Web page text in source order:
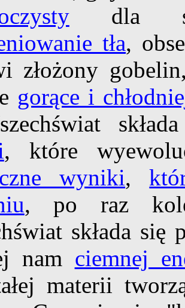
dla
tła,
złożony
gorące i
, które
wyniki,
, po raz
składa się
nam ciemnej
materii